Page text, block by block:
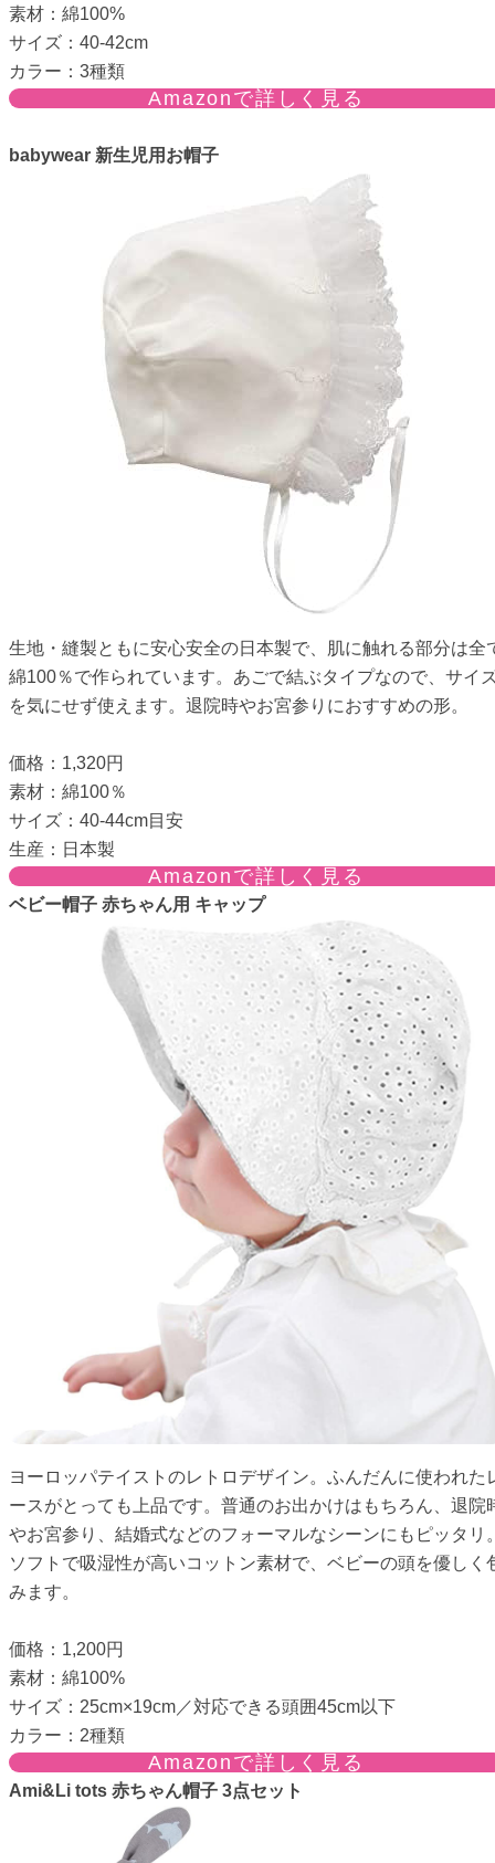
素材：綿100%
サイズ：40-42cm
カラー：3種類
Amazonで詳しく見る
babywear 新生児用お帽子
生地・縫製ともに安心安全の日本製で、肌に触れる部分は全
綿100％で作られています。あごで結ぶタイプなので、サイ
を気にせず使えます。退院時やお宮参りにおすすめの形。
価格：1,320円
素材：綿100％
サイズ：40-44cm目安
生産：日本製
Amazonで詳しく見る
ベビー帽子 赤ちゃん用 キャップ
ヨーロッパテイストのレトロデザイン。ふんだんに使われた
ースがとっても上品です。普通のお出かけはもちろん、退院
やお宮参り、結婚式などのフォーマルなシーンにもピッタリ
ソフトで吸湿性が高いコットン素材で、ベビーの頭を優しく
みます。
価格：1,200円
素材：綿100%
サイズ：25cm×19cm／対応できる頭囲45cm以下
カラー：2種類
Amazonで詳しく見る
Ami&Li tots 赤ちゃん帽子 3点セット